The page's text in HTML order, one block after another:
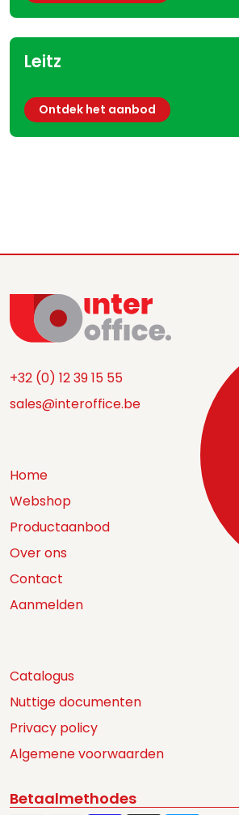
Leitz
Ontdek het aanbod
+32 (0) 12 39 15 55
sales@interoffice.be
Home
Webshop
Productaanbod
Over ons
Contact
Aanmelden
Catalogus
Nuttige documenten
Privacy policy
Algemene voorwaarden
Betaalmethodes